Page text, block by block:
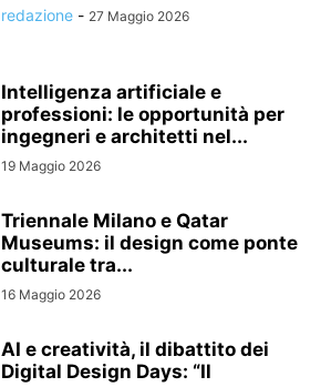
redazione - 27 Maggio 2026
Intelligenza artificiale e
professioni: le opportunità per
ingegneri e architetti nel...
19 Maggio 2026
Triennale Milano e Qatar
Museums: il design come ponte
culturale tra...
16 Maggio 2026
AI e creatività, il dibattito dei
Digital Design Days: “Il